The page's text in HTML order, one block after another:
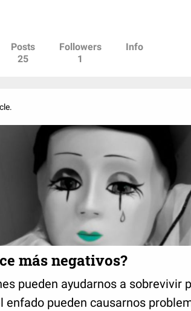
Posts
25
Followers
1
Info
más negativos?
pueden ayudarnos a sobrevivir
enfado pueden causarnos